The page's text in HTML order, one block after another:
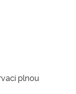
plnou